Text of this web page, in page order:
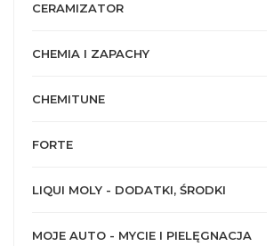
CERAMIZATOR
CHEMIA I ZAPACHY
CHEMITUNE
FORTE
LIQUI MOLY - DODATKI, ŚRODKI
MOJE AUTO - MYCIE I PIELĘGNACJA